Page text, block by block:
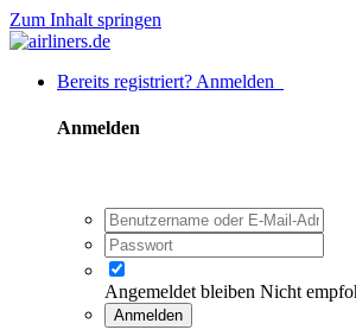
Zum Inhalt springen
Bereits registriert? Anmelden
Anmelden
Angemeldet bleiben Nicht
Anmelden